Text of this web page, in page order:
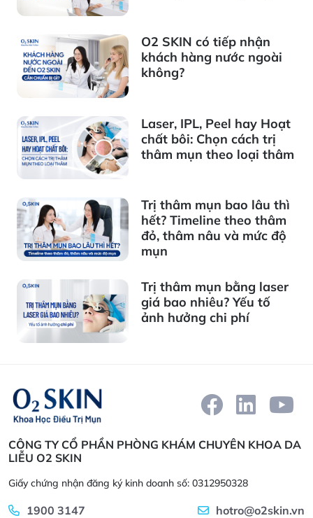
O2 SKIN có tiếp nhận
khách hàng nước ngoài
không?
Laser, IPL, Peel hay Hoạt
chất bôi: Chọn cách trị
thâm mụn theo loại thâm
Trị thâm mụn bao lâu thì
hết? Timeline theo thâm
đỏ, thâm nâu và mức độ
mụn
Trị thâm mụn bằng laser
giá bao nhiêu? Yếu tố
ảnh hưởng chi phí
CÔNG TY CỔ PHẦN PHÒNG KHÁM CHUYÊN KHOA DA
LIỄU O2 SKIN
Giấy chứng nhận đăng ký kinh doanh số: 0312950328
1900 3147 hotro@o2skin.vn